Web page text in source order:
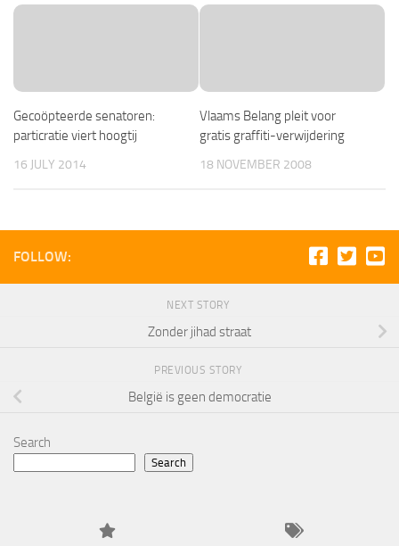
Gecoöpteerde senatoren:
particratie viert hoogtij
16 JULY 2014
Vlaams Belang pleit voor
gratis graffiti-verwijdering
18 NOVEMBER 2008
FOLLOW:
NEXT STORY
Zonder jihad straat
PREVIOUS STORY
België is geen democratie
Search
Search